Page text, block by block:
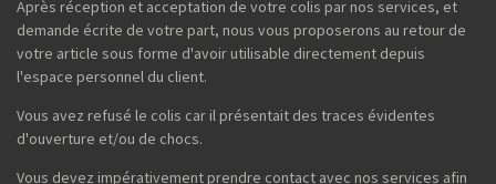
Après réception et acceptation de votre colis par nos services, et
demande écrite de votre part, nous vous proposerons au retour de
votre article sous forme d'avoir utilisable directement depuis
l'espace personnel du client.
Vous avez refusé le colis car il présentait des traces évidentes
d'ouverture et/ou de chocs.
Vous devez impérativement prendre contact avec nos services afin